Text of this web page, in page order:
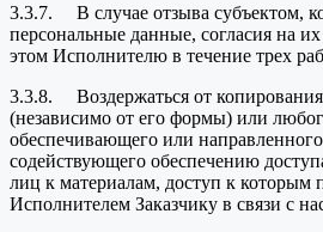
3.3.7. В случае отзыва субъектом,
персональные данные, согласия на
этом Исполнителю в течение трех
3.3.8. Воздержаться от
(независимо от его формы) или
обеспечивающего или
содействующего обеспечению
лиц к материалам, доступ к которым
Исполнителем Заказчику в связи с